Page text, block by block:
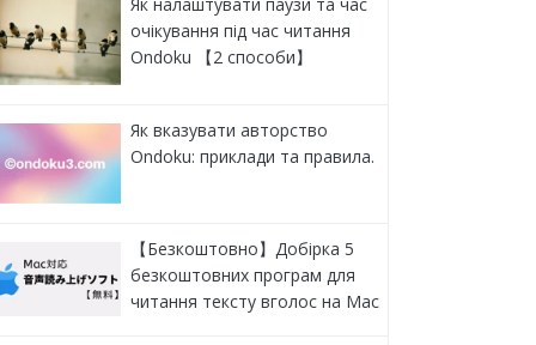
очікування під час читання
Ondoku 【2 способи】
Як вказувати авторство
Ondoku: приклади та правила.
【Безкоштовно】Добірка 5
безкоштовних програм для
читання тексту вголос на Mac